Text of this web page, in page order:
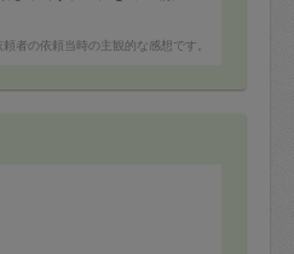
詰めしました！
頼者の依頼当時の主観的な感想です。